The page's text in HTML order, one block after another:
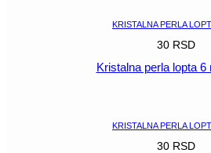
KRISTALNA PERLA
30 RSD
Kristalna perla lopta 6
KRISTALNA PERLA
30 RSD